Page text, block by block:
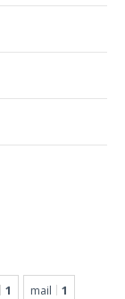
1 mail 1